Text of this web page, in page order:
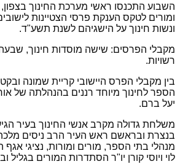
השבוע התכנסו ראשי מערכת החינוך
ומורים לטקס הענקת פרסי הצטיינות
ונשות חינוך על הישגיהם לשנת תשע"ד.
מקבלי הפרסים: שישה מוסדות חינוך, שבעה
רשויות.
בין מקבלי הפרס היישובי קריית שמונה
הספר לחינוך מיוחד רננים בהנהלתה של
יעל ברם.
משלחת גדולה מקרב אנשי החינוך בעיר
בנצרת ובראשם ראש העיר הרב ניסים מלכה,
מנהלי בתי הספר, מורים ומורות, נציגי אגף
לוי ויוסי קורן יו"ר הסתדרות המורים בגליל